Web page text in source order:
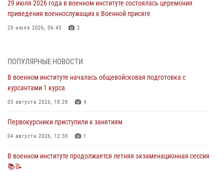
29 июля 2026 года в военном институте состоялась церемония
приведения военнослужащих к Военной присяге
29 июля 2026, 06:45 2
экзамен по вождению
28 июля 2026 года в военном институте организована беседа и
праздничный молебен
В военном институте завершается летняя экзаменационная сессия
27 июля 2026 года в военном институте поощрены курсанты
ПОПУЛЯРНЫЕ НОВОСТИ
В военном институте началась общевойсковая подготовка с
курсантами 1 курса
03 августа 2026, 18:28 4
Первокурсники приступили к занятиям
04 августа 2026, 12:30 1
В военном институте продолжается летняя экзаменационная сессия
📚📝